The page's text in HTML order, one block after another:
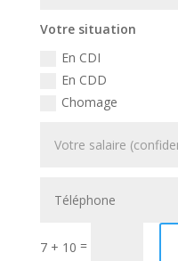
Votre situation
En CDI
En CDD
Chomage
7 + 10 =